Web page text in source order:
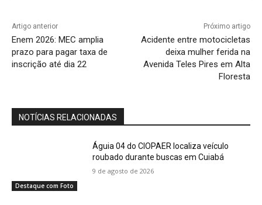
Artigo anterior
Enem 2026: MEC amplia
prazo para pagar taxa de
inscrição até dia 22
Próximo artigo
Acidente entre motocicletas
deixa mulher ferida na
Avenida Teles Pires em Alta
Floresta
NOTÍCIAS RELACIONADAS
Destaque com Foto
Águia 04 do CIOPAER localiza veículo
roubado durante buscas em Cuiabá
9 de agosto de 2026